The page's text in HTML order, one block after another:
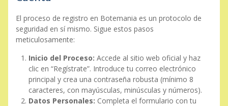
El proceso de registro en Botemania es un protocolo de
seguridad en sí mismo. Sigue estos pasos
meticulosamente:
Inicio del Proceso: Accede al sitio web oficial y haz
clic en “Regístrate”. Introduce tu correo electrónico
principal y crea una contraseña robusta (mínimo 8
caracteres, con mayúsculas, minúsculas y números).
Datos Personales: Completa el formulario con tu